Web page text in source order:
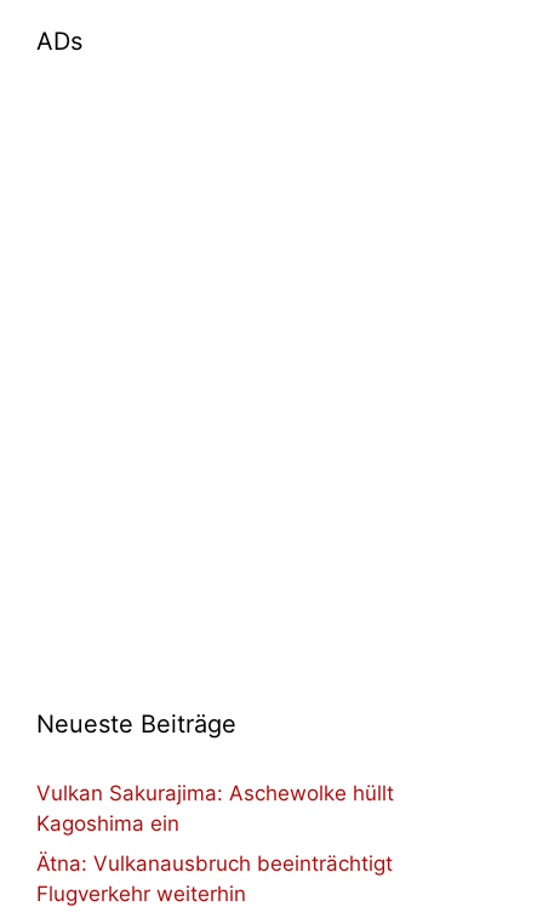
ADs
Neueste Beiträge
Vulkan Sakurajima: Aschewolke hüllt
Kagoshima ein
Ätna: Vulkanausbruch beeinträchtigt
Flugverkehr weiterhin